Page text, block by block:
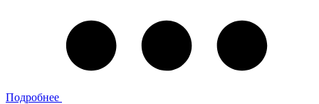
Подробнее